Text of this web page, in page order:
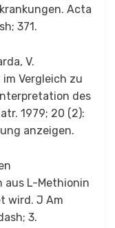
Acta
371.
V.
im Vergleich zu
des
1979; 20 (2):
anzeigen.
aus L-Methionin
wird. J Am
3.